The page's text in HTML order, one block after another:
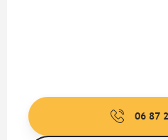
06 87